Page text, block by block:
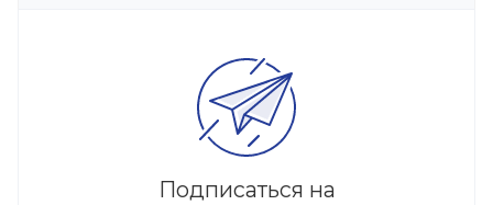
Подписаться на